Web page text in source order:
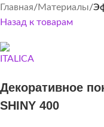
Главная Материалы
Назад к товарам
Декоративное
SHINY 400